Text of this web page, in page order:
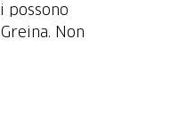
possono
Non